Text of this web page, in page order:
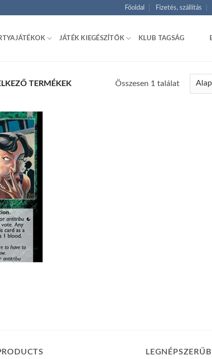
Főoldal Fizetés, szállítás
JÁTÉK KIEGÉSZÍTŐK KLUB TAGSÁG
TERMÉKEK Összesen 1 találat
Add to
wishlist